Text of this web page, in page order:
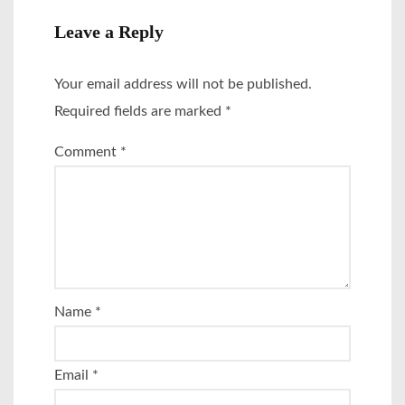
Leave a Reply
Your email address will not be published.
Required fields are marked *
Comment *
Name *
Email *